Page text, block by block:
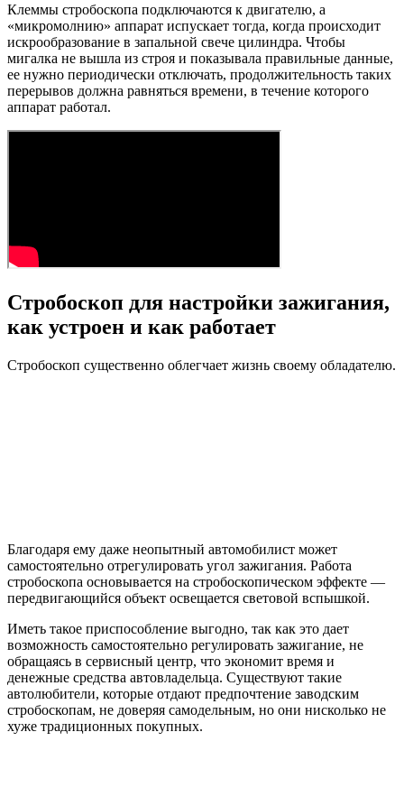
Клеммы стробоскопа подключаются к двигателю, а
«микромолнию» аппарат испускает тогда, когда происходит
искрообразование в запальной свече цилиндра. Чтобы
мигалка не вышла из строя и показывала правильные данные,
ее нужно периодически отключать, продолжительность таких
перерывов должна равняться времени, в течение которого
аппарат работал.
Стробоскоп для настройки зажигания,
как устроен и как работает
Стробоскоп существенно облегчает жизнь своему обладателю.
Благодаря ему даже неопытный автомобилист может
самостоятельно отрегулировать угол зажигания. Работа
стробоскопа основывается на стробоскопическом эффекте —
передвигающийся объект освещается световой вспышкой.
Иметь такое приспособление выгодно, так как это дает
возможность самостоятельно регулировать зажигание, не
обращаясь в сервисный центр, что экономит время и
денежные средства автовладельца. Существуют такие
автолюбители, которые отдают предпочтение заводским
стробоскопам, не доверяя самодельным, но они нисколько не
хуже традиционных покупных.